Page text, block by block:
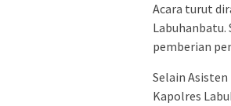
Acara turut
Labuhanbatu.
pemberian
Selain
Kapolres